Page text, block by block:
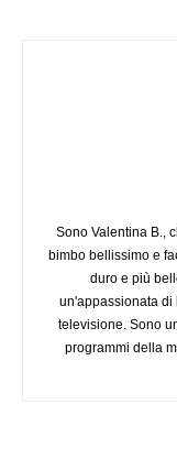
Sono Valentina B.,
bimbo bellissimo e
duro e più
un'appassionata di
televisione. Sono
programmi della